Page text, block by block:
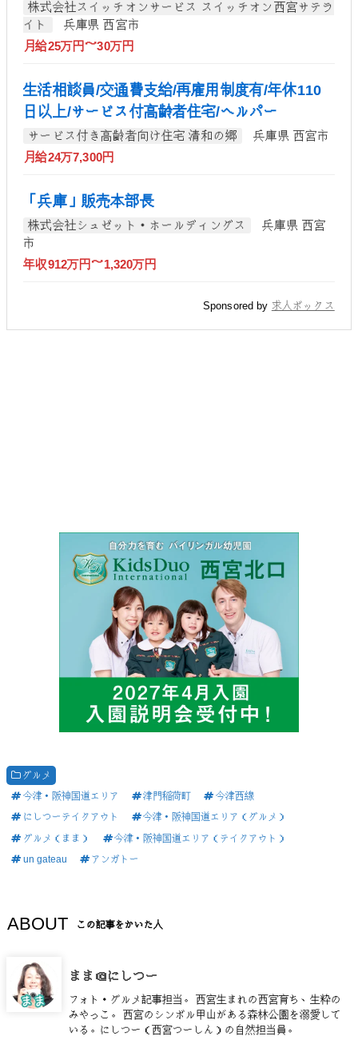
株式会社スイッチオンサービス スイッチオン西宮サテラ
イト
兵庫県 西宮市
月給25万円～30万円
生活相談員/交通費支給/再雇用制度有/年休110
日以上/サービス付高齢者住宅/ヘルパー
サービス付き高齢者向け住宅 清和の郷
兵庫県 西宮市
月給24万7,300円
「兵庫」販売本部長
株式会社シュゼット・ホールディングス
兵庫県 西宮
市
年収912万円～1,320万円
Sponsored by 求人ボックス
グルメ
今津・阪神国道エリア
津門稲荷町
今津西線
にしつーテイクアウト
今津・阪神国道エリア（グルメ）
グルメ（まま）
今津・阪神国道エリア（テイクアウト）
un gateau
アンガトー
ABOUT この記事をかいた人
まま＠にしつー
フォト・グルメ記事担当。 西宮生まれの西宮育ち、生粋の
みやっこ。 西宮のシンボル甲山がある森林公園を溺愛して
いる。にしつー（西宮つーしん）の自然担当員。